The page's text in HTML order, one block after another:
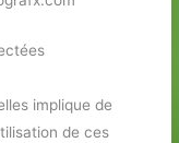
implique de
de ces